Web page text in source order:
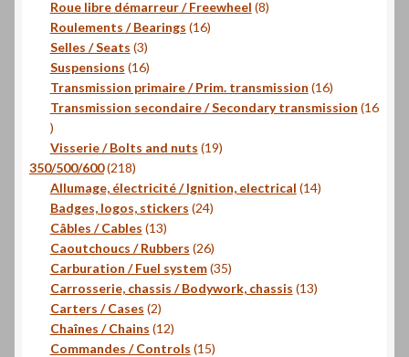
produits
Roue libre démarreur / Freewheel 88
Roulements / Bearings 1616
Selles / Seats 33
produits
Suspensions 1616
produits
Transmission primaire / Prim. transmission 1616
produits
Transmission secondaire / Secondary transmission 16
16
produits
Visserie / Bolts and nuts 1919
350/500/600 218218
produits
Allumage, électricité / Ignition, electrical 1414
Badges, logos, stickers 2424
Câbles / Cables 1313
produits
Caoutchoucs / Rubbers 2626
produits
Carburation / Fuel system 3535
produits
Carrosserie, chassis / Bodywork, chassis 1313
Carters / Cases 22
produits
Chaînes / Chains 1212
produits
Commandes / Controls 1515